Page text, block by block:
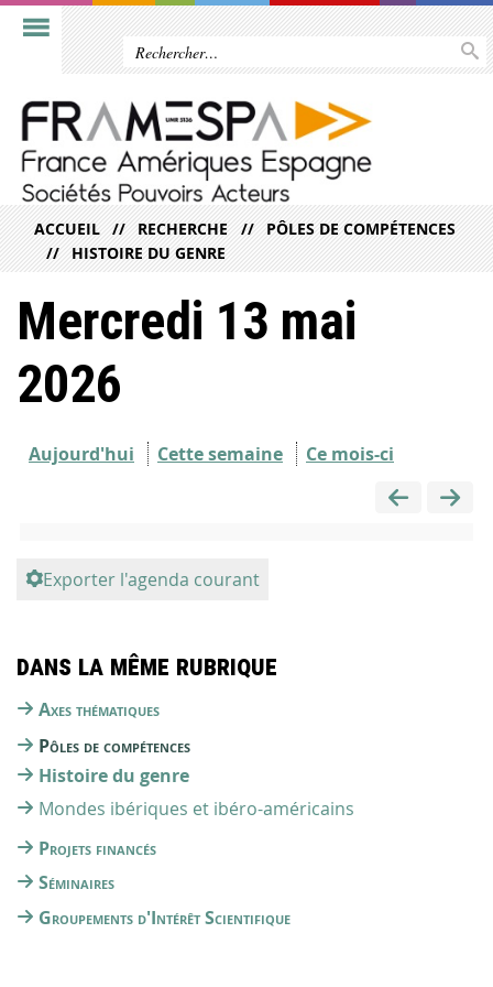
ACCUEIL RECHERCHE
PÔLES DE COMPÉTENCES
HISTOIRE DU GENRE
Mercredi 13 mai
2026
Aujourd'hui Cette semaine Ce mois-ci
Exporter l'agenda courant
Dans la même rubrique
Axes thématiques
Pôles de compétences
Histoire du genre
Mondes ibériques et ibéro-américains
Projets financés
Séminaires
Groupements d'Intérêt Scientifique